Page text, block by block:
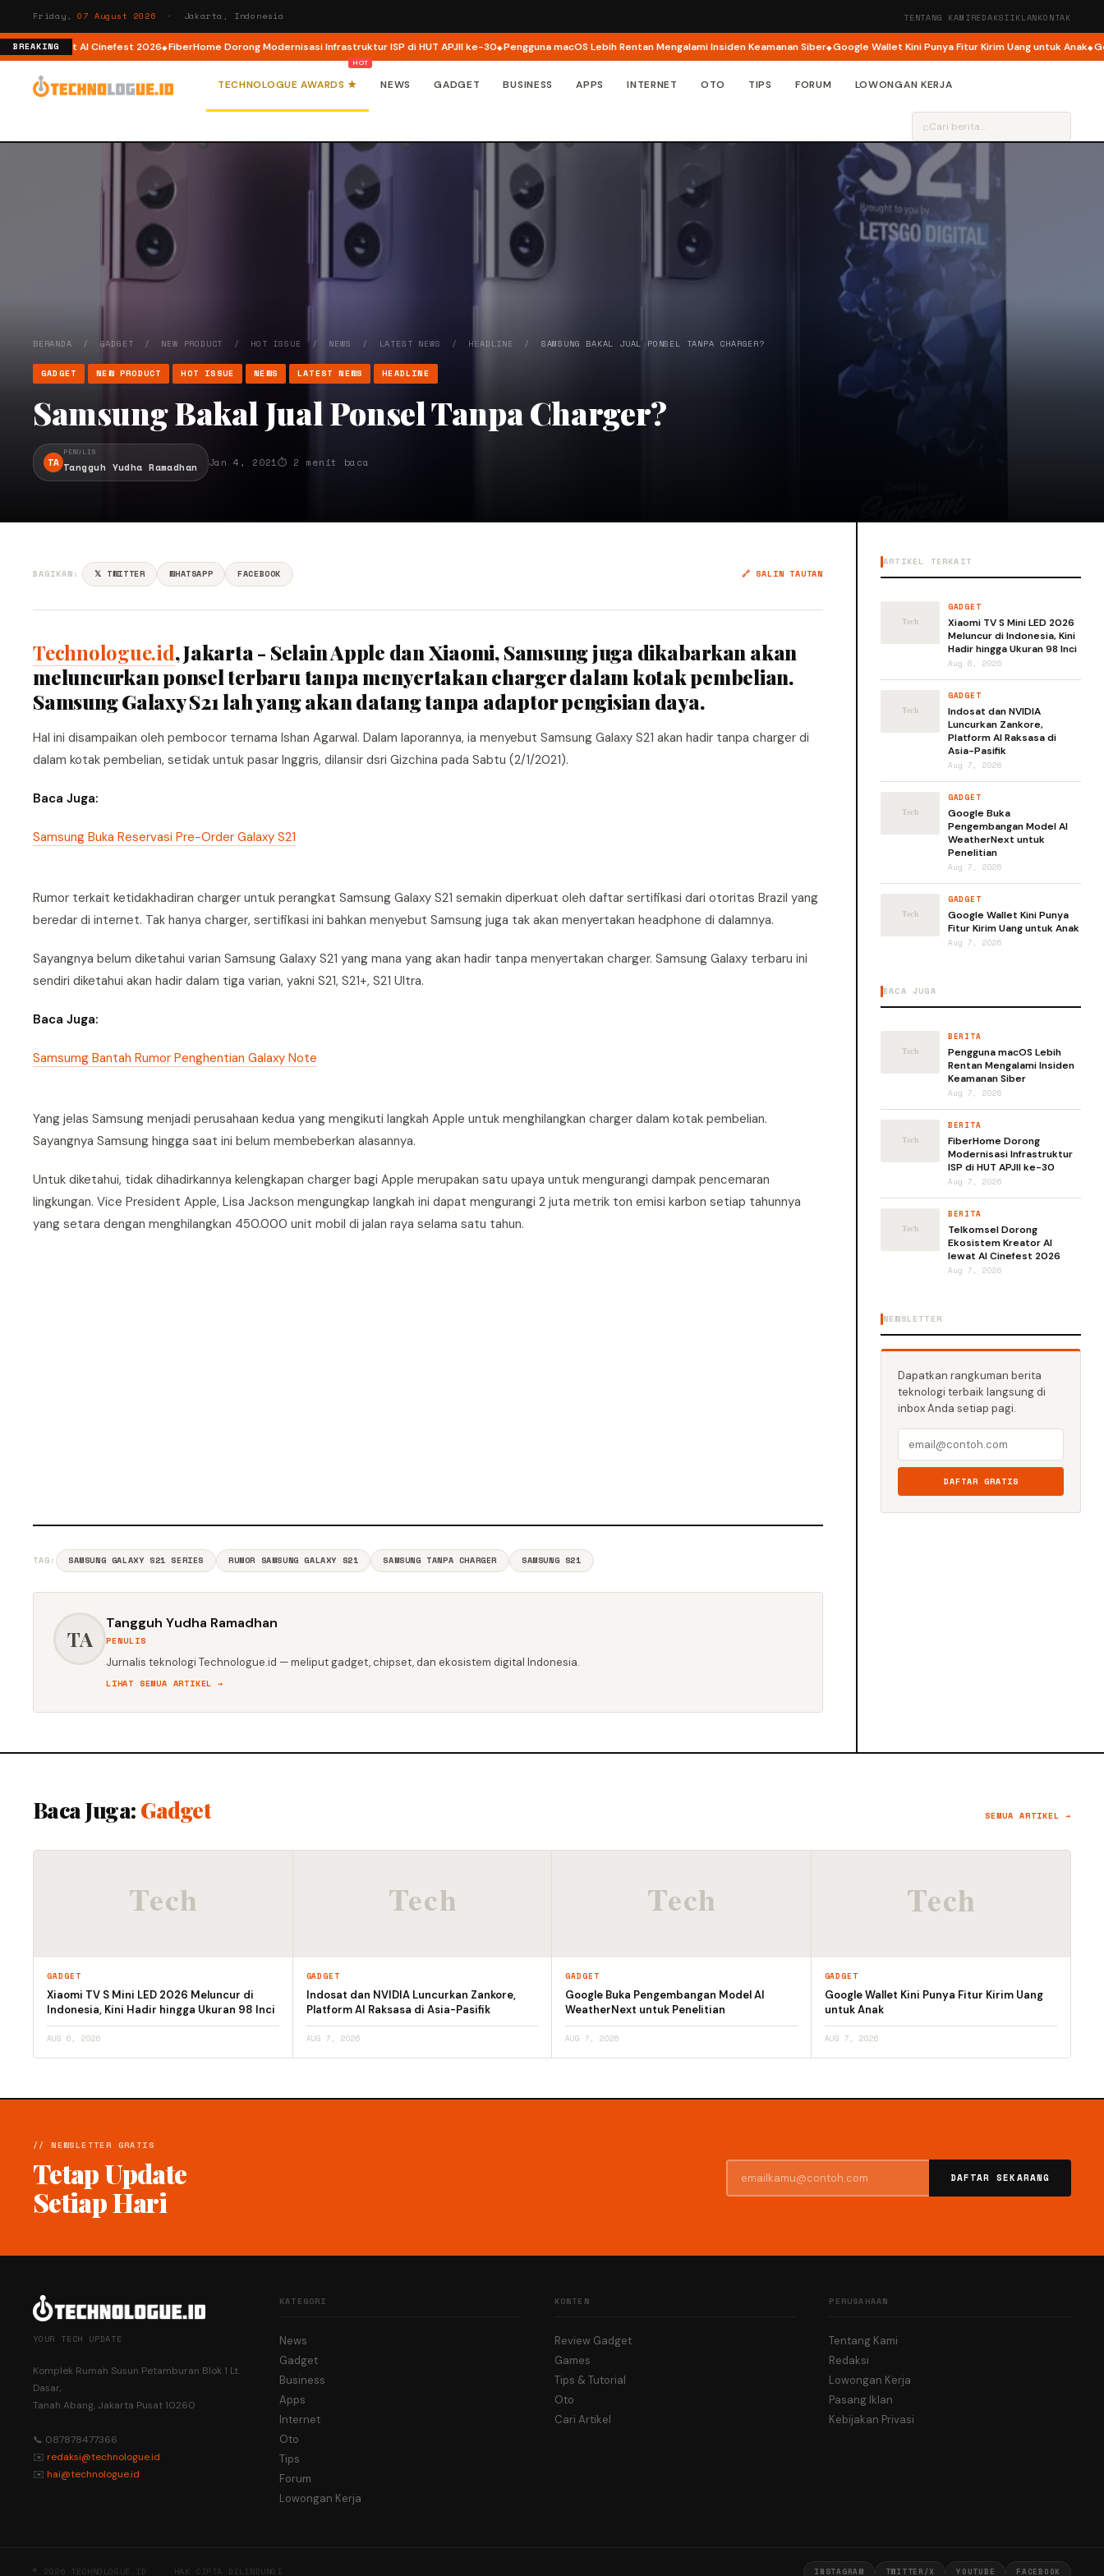
Friday,07 August 2026 · Jakarta, Indonesia TENTANG KAMIREDAKSIIKLANKONTAK
BREAKING
AI lewat AI Cinefest 2026 FiberHome Dorong Modernisasi Infrastruktur ISP di HUT APJII ke-30 Pengguna macOS Lebih Rentan Mengalami Insiden Keamanan Siber Google Wallet Kini Punya Fitur Kirim Uang untuk Anak
TECHNOLOGUE AWARDS ★ NEWS GADGET BUSINESS APPS INTERNET OTO TIPS FORUM LOWONGAN KERJA
⌕
BERANDA / GADGET / NEW PRODUCT / HOT ISSUE / NEWS / LATEST NEWS / HEADLINE / SAMSUNG BAKAL JUAL PONSEL TANPA CHARGER?
GADGET NEW PRODUCT HOT ISSUE NEWS LATEST NEWS HEADLINE
Samsung Bakal Jual Ponsel Tanpa Charger?
TA
PENULIS
Tangguh Yudha Ramadhan Jan 4, 2021⏱ 2 menit baca
BAGIKAN: 𝕏 TWITTER WHATSAPP FACEBOOK 🔗 SALIN TAUTAN
Technologue.id, Jakarta - Selain Apple dan Xiaomi, Samsung juga dikabarkan akan
meluncurkan ponsel terbaru tanpa menyertakan charger dalam kotak pembelian.
Samsung Galaxy S21 lah yang akan datang tanpa adaptor pengisian daya.
Hal ini disampaikan oleh pembocor ternama Ishan Agarwal. Dalam laporannya, ia menyebut Samsung Galaxy S21 akan hadir tanpa charger di
dalam kotak pembelian, setidak untuk pasar Inggris, dilansir dsri Gizchina pada Sabtu (2/1/2021).
Baca Juga:
Samsung Buka Reservasi Pre-Order Galaxy S21
Rumor terkait ketidakhadiran charger untuk perangkat Samsung Galaxy S21 semakin diperkuat oleh daftar sertifikasi dari otoritas Brazil yang
beredar di internet. Tak hanya charger, sertifikasi ini bahkan menyebut Samsung juga tak akan menyertakan headphone di dalamnya.
Sayangnya belum diketahui varian Samsung Galaxy S21 yang mana yang akan hadir tanpa menyertakan charger. Samsung Galaxy terbaru ini
sendiri diketahui akan hadir dalam tiga varian, yakni S21, S21+, S21 Ultra.
Baca Juga:
Samsumg Bantah Rumor Penghentian Galaxy Note
Yang jelas Samsung menjadi perusahaan kedua yang mengikuti langkah Apple untuk menghilangkan charger dalam kotak pembelian.
Sayangnya Samsung hingga saat ini belum membeberkan alasannya.
Untuk diketahui, tidak dihadirkannya kelengkapan charger bagi Apple merupakan satu upaya untuk mengurangi dampak pencemaran
lingkungan. Vice President Apple, Lisa Jackson mengungkap langkah ini dapat mengurangi 2 juta metrik ton emisi karbon setiap tahunnya
yang setara dengan menghilangkan 450.000 unit mobil di jalan raya selama satu tahun.
TAG: SAMSUNG GALAXY S21 SERIES RUMOR SAMSUNG GALAXY S21 SAMSUNG TANPA CHARGER SAMSUNG S21
TA
Tangguh Yudha Ramadhan
PENULIS
Jurnalis teknologi Technologue.id — meliput gadget, chipset, dan ekosistem digital Indonesia.
LIHAT SEMUA ARTIKEL →
ARTIKEL TERKAIT
GADGET
Xiaomi TV S Mini LED 2026
Meluncur di Indonesia, Kini
Hadir hingga Ukuran 98 Inci
Aug 6, 2026
GADGET
Indosat dan NVIDIA
Luncurkan Zankore,
Platform AI Raksasa di
Asia-Pasifik
Aug 7, 2026
GADGET
Google Buka
Pengembangan Model AI
WeatherNext untuk
Penelitian
Aug 7, 2026
GADGET
Google Wallet Kini Punya
Fitur Kirim Uang untuk Anak
Aug 7, 2026
BACA JUGA
BERITA
Pengguna macOS Lebih
Rentan Mengalami Insiden
Keamanan Siber
Aug 7, 2026
BERITA
FiberHome Dorong
Modernisasi Infrastruktur
ISP di HUT APJII ke-30
Aug 7, 2026
BERITA
Telkomsel Dorong
Ekosistem Kreator AI
lewat AI Cinefest 2026
Aug 7, 2026
NEWSLETTER
Dapatkan rangkuman berita
teknologi terbaik langsung di
inbox Anda setiap pagi.
DAFTAR GRATIS
Baca Juga: Gadget SEMUA ARTIKEL →
GADGET
Xiaomi TV S Mini LED 2026 Meluncur di
Indonesia, Kini Hadir hingga Ukuran 98 Inci
AUG 6, 2026
GADGET
Indosat dan NVIDIA Luncurkan Zankore,
Platform AI Raksasa di Asia-Pasifik
AUG 7, 2026
GADGET
Google Buka Pengembangan Model AI
WeatherNext untuk Penelitian
AUG 7, 2026
GADGET
Google Wallet Kini Punya Fitur Kirim Uang
untuk Anak
AUG 7, 2026
// NEWSLETTER GRATIS
Tetap Update
Setiap Hari
DAFTAR SEKARANG
YOUR TECH UPDATE
Komplek Rumah Susun Petamburan Blok 1 Lt.
Dasar,
Tanah Abang, Jakarta Pusat 10260
📞 087878477366
✉️ redaksi@technologue.id
✉️ hai@technologue.id
KATEGORI
News
Gadget
Business
Apps
Internet
Oto
Tips
Forum
Lowongan Kerja
KONTEN
Review Gadget
Games
Tips & Tutorial
Oto
Cari Artikel
PERUSAHAAN
Tentang Kami
Redaksi
Lowongan Kerja
Pasang Iklan
Kebijakan Privasi
© 2026 TECHNOLOGUE.ID · HAK CIPTA DILINDUNGI INSTAGRAM TWITTER/X YOUTUBE FACEBOOK